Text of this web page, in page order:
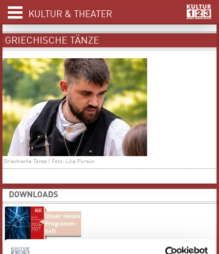
KULTUR & THEATER
GRIECHISCHE TÄNZE
Griechische Tänze | Foto: Lilia Pürsün
DOWNLOADS